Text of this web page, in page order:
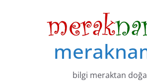
bilgi meraktan